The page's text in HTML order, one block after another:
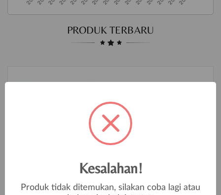
PRODUK TERBARU
Kesalahan!
Produk tidak ditemukan, silakan coba lagi atau